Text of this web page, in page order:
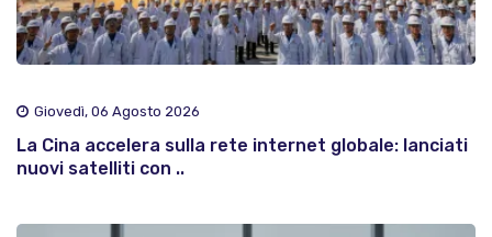
Giovedì, 06 Agosto 2026
La Cina accelera sulla rete internet globale: lanciati
nuovi satelliti con ..